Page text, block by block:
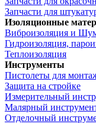
Запчасти для
Изоляционные
Виброизоляция и
Гидроизоляция,
Теплоизоляция
Инструменты
Пистолеты для
Защита на стройке
Измерительный
Малярный
Отделочный